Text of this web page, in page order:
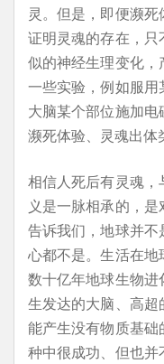
灵。但是，即便濒
证明灵魂的存在，
似的神经生理变化
一些实验，例如服
大脑某个部位施加
濒死体验、灵魂出体
相信人死后有灵魂
义是一脉相承的，
告诉我们，地球并
心都不是。生活在
数十亿年地球生物
生发达的大脑、高
能产生没有物质基
种中很成功、但也并